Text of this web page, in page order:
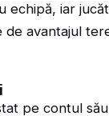
echipă, iar
avantajul
pe contul